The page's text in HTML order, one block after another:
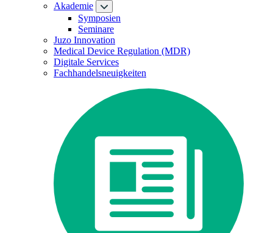
Akademie
Symposien
Seminare
Juzo Innovation
Medical Device Regulation (MDR)
Digitale Services
Fachhandelsneuigkeiten